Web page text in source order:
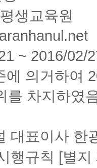
생교육원
~ 2016/02/
에 의거하여
를 차지하였
대표이사 한
행규칙 [별지